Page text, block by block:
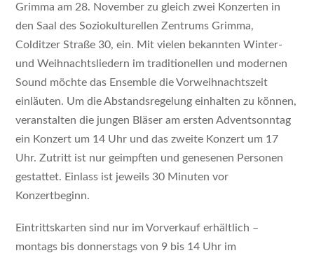
Grimma am 28. November zu gleich zwei Konzerten in
den Saal des Soziokulturellen Zentrums Grimma,
Colditzer Straße 30, ein. Mit vielen bekannten Winter-
und Weihnachtsliedern im traditionellen und modernen
Sound möchte das Ensemble die Vorweihnachtszeit
einläuten. Um die Abstandsregelung einhalten zu können,
veranstalten die jungen Bläser am ersten Adventsonntag
ein Konzert um 14 Uhr und das zweite Konzert um 17
Uhr. Zutritt ist nur geimpften und genesenen Personen
gestattet. Einlass ist jeweils 30 Minuten vor
Konzertbeginn.
Eintrittskarten sind nur im Vorverkauf erhältlich –
montags bis donnerstags von 9 bis 14 Uhr im